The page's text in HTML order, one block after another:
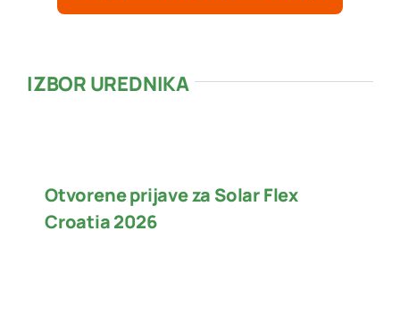
IZBOR UREDNIKA
Otvorene prijave za Solar Flex
Croatia 2026